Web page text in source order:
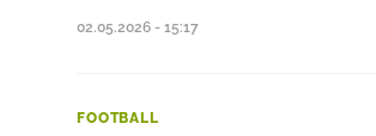
02.05.2026 - 15:17
FOOTBALL